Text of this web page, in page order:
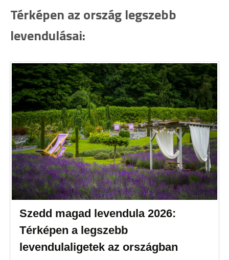
Térképen az ország legszebb
levendulásai:
Szedd magad levendula 2026:
Térképen a legszebb
levendulaligetek az országban